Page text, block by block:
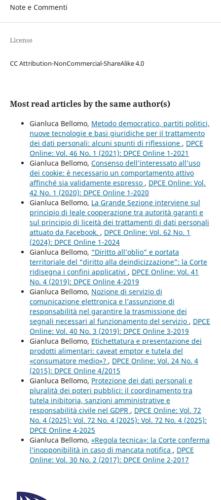
Note e Commenti
License
CC Attribution-NonCommercial-ShareAlike 4.0
Most read articles by the same author(s)
Gianluca Bellomo, Metodo democratico, partiti politici,
nuove tecnologie e basi giuridiche per il trattamento
dei dati personali: alcuni spunti di riflessione , DPCE
Online: Vol. 46 No. 1 (2021): DPCE Online 1-2021
Gianluca Bellomo, Consenso dell’interessato all’uso
dei cookie: è necessario un comportamento attivo
affinché sia validamente espresso , DPCE Online: Vol.
42 No. 1 (2020): DPCE Online 1-2020
Gianluca Bellomo, La Grande Sezione interviene sul
principio di leale cooperazione tra autorità garanti e
sul principio di liceità dei trattamenti di dati personali
attuato da Facebook. , DPCE Online: Vol. 62 No. 1
(2024): DPCE Online 1-2024
Gianluca Bellomo, “Diritto all’oblio” e portata
territoriale del “diritto alla deindicizzazione”: la Corte
ridisegna i confini applicativi , DPCE Online: Vol. 41
No. 4 (2019): DPCE Online 4-2019
Gianluca Bellomo, Nozione di servizio di
comunicazione elettronica e l’assunzione di
responsabilità nel garantire la trasmissione dei
segnali necessari al funzionamento del servizio , DPCE
Online: Vol. 40 No. 3 (2019): DPCE Online 3-2019
Gianluca Bellomo, Etichettatura e presentazione dei
prodotti alimentari: caveat emptor e tutela del
«consumatore medio»? , DPCE Online: Vol. 24 No. 4
(2015): DPCE Online 4/2015
Gianluca Bellomo, Protezione dei dati personali e
pluralità dei poteri pubblici: il coordinamento tra
tutela inibitoria, sanzioni amministrative e
responsabilità civile nel GDPR , DPCE Online: Vol. 72
No. 4 (2025): Vol. 72 No. 4 (2025): Vol. 72 No. 4 (2025):
DPCE Online 4-2025
Gianluca Bellomo, «Regola tecnica»: la Corte conferma
l’inopponibilità in caso di mancata notifica , DPCE
Online: Vol. 30 No. 2 (2017): DPCE Online 2-2017